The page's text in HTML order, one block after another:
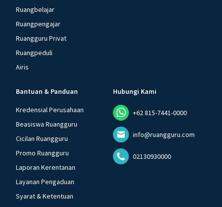
Ruangbelajar
Ruangpengajar
Ruangguru Privat
Ruangpeduli
Airis
Bantuan & Panduan
Kredensial Perusahaan
Beasiswa Ruangguru
Cicilan Ruangguru
Promo Ruangguru
Laporan Kerentanan
Layanan Pengaduan
Syarat & Ketentuan
Hubungi Kami
+62 815-7441-0000
info@ruangguru.com
02130930000